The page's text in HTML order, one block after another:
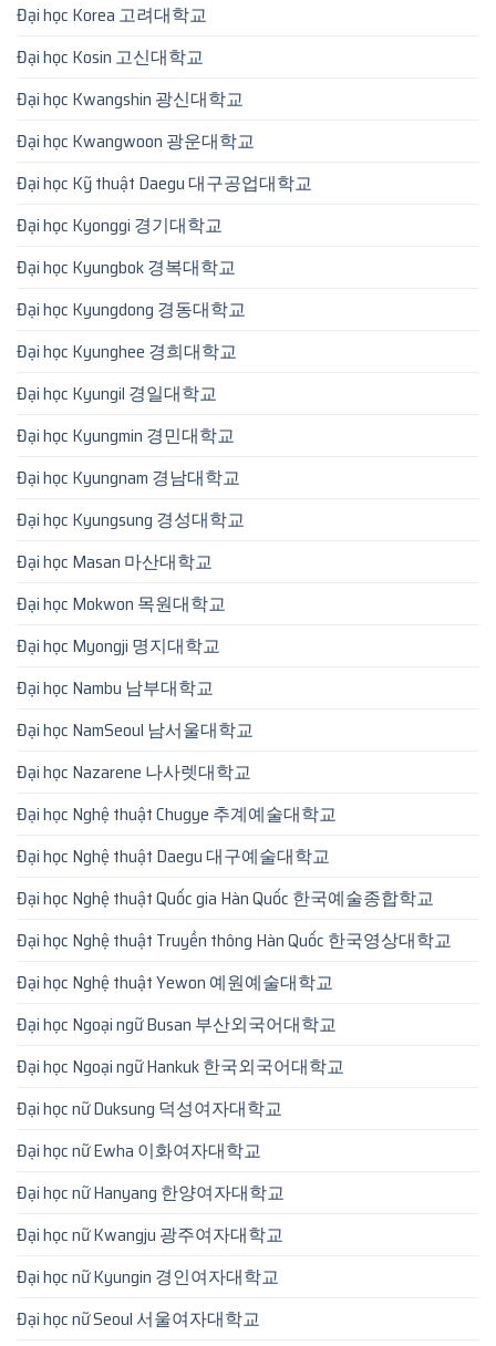
Đại học Korea 고려대학교
Đại học Kosin 고신대학교
Đại học Kwangshin 광신대학교
Đại học Kwangwoon 광운대학교
Đại học Kỹ thuật Daegu 대구공업대학교
Đại học Kyonggi 경기대학교
Đại học Kyungbok 경복대학교
Đại học Kyungdong 경동대학교
Đại học Kyunghee 경희대학교
Đại học Kyungil 경일대학교
Đại học Kyungmin 경민대학교
Đại học Kyungnam 경남대학교
Đại học Kyungsung 경성대학교
Đại học Masan 마산대학교
Đại học Mokwon 목원대학교
Đại học Myongji 명지대학교
Đại học Nambu 남부대학교
Đại học NamSeoul 남서울대학교
Đại học Nazarene 나사렛대학교
Đại học Nghệ thuật Chugye 추계예술대학교
Đại học Nghệ thuật Daegu 대구예술대학교
Đại học Nghệ thuật Quốc gia Hàn Quốc 한국예술종합학교
Đại học Nghệ thuật Truyền thông Hàn Quốc 한국영상대학교
Đại học Nghệ thuật Yewon 예원예술대학교
Đại học Ngoại ngữ Busan 부산외국어대학교
Đại học Ngoại ngữ Hankuk 한국외국어대학교
Đại học nữ Duksung 덕성여자대학교
Đại học nữ Ewha 이화여자대학교
Đại học nữ Hanyang 한양여자대학교
Đại học nữ Kwangju 광주여자대학교
Đại học nữ Kyungin 경인여자대학교
Đại học nữ Seoul 서울여자대학교